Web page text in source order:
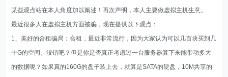
某些观点站在本人角度加以阐述！再次声明，本人主要做虚拟主机生意。
最近很多人在虚拟主机方面被骗，现在提供以下观点：
1、美好的合租骗局：合租，最近非常流行，因为大家认为可以几百块买到几
十G的空间。没错吧？但是你是否真正考虑过一台服务器算下来能带动多大
的数据呢？如果真的160G的盘子装上去，就算是SATA的硬盘，10M共享的